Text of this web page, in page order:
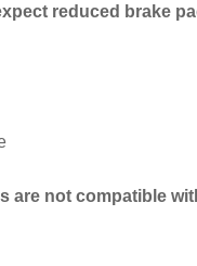
reduced brake
are not compatible